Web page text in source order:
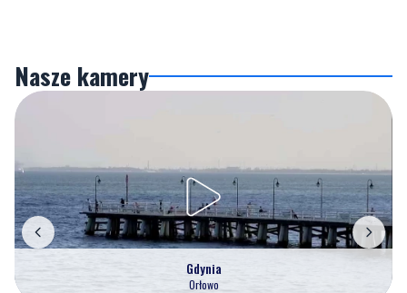
Nasze kamery
Gdynia
Orłowo